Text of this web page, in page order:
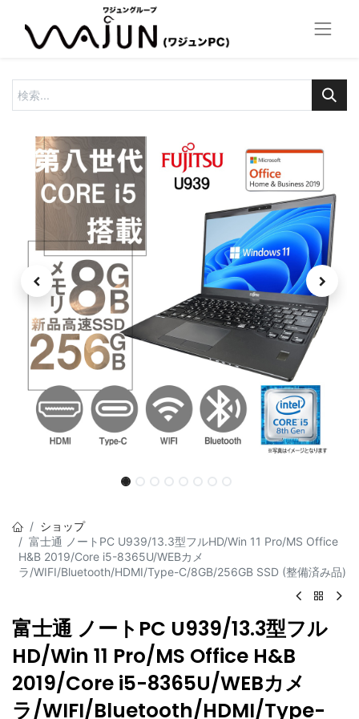
ショップ
富士通 ノートPC U939/13.3型フルHD/Win 11 Pro/MS Office
H&B 2019/Core i5-8365U/WEBカメ
ラ/WIFI/Bluetooth/HDMI/Type-C/8GB/256GB SSD (整備済み品)
富士通 ノートPC U939/13.3型フル
HD/Win 11 Pro/MS Office H&B
2019/Core i5-8365U/WEBカメ
ラ/WIFI/Bluetooth/HDMI/Type-